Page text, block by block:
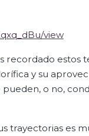
view
recordado
y su
o no,
trayectorias es